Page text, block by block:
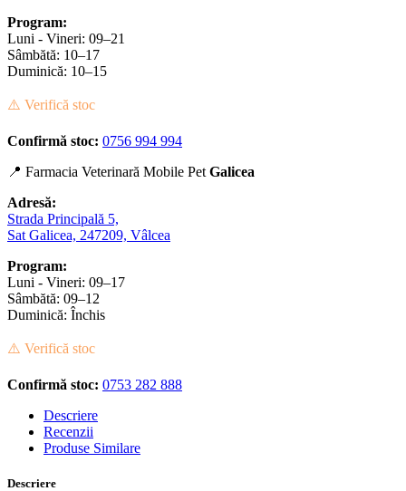
Program:
Luni - Vineri: 09–21
Sâmbătă: 10–17
Duminică: 10–15
⚠️ Verifică stoc
Confirmă stoc: 0756 994 994
📍 Farmacia Veterinară Mobile Pet Galicea
Adresă:
Strada Principală 5,
Sat Galicea, 247209, Vâlcea
Program:
Luni - Vineri: 09–17
Sâmbătă: 09–12
Duminică: Închis
⚠️ Verifică stoc
Confirmă stoc: 0753 282 888
Descriere
Recenzii
Produse Similare
Descriere